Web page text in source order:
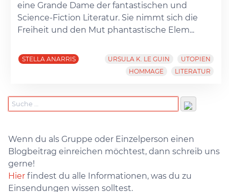
eine Grande Dame der fantastischen und
Science-Fiction Literatur. Sie nimmt sich die
Freiheit und den Mut phantastische Elem...
STELLA ANARRIS URSULA K. LE GUIN
UTOPIEN
HOMMAGE
LITERATUR
Wenn du als Gruppe oder Einzelperson einen
Blogbeitrag einreichen möchtest, dann schreib uns
gerne!
Hier findest du alle Informationen, was du zu
Einsendungen wissen solltest.